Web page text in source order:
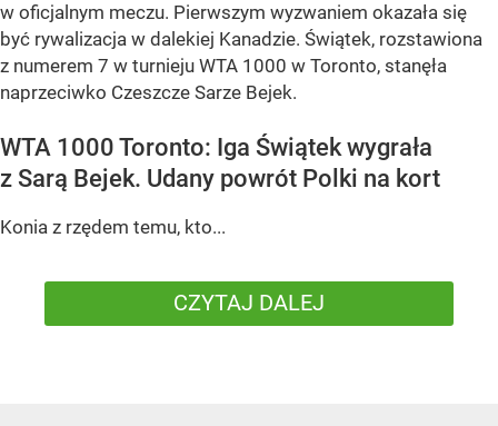
w oficjalnym meczu. Pierwszym wyzwaniem okazała się
być rywalizacja w dalekiej Kanadzie. Świątek, rozstawiona
z numerem 7 w turnieju WTA 1000 w Toronto, stanęła
naprzeciwko Czeszcze Sarze Bejek.
WTA 1000 Toronto: Iga Świątek wygrała
z Sarą Bejek. Udany powrót Polki na kort
Konia z rzędem temu, kto...
CZYTAJ DALEJ